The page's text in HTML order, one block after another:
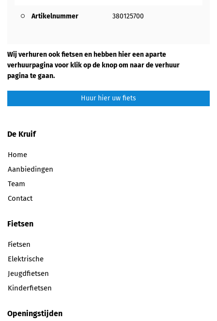
Artikelnummer 380125700
Wij verhuren ook fietsen en hebben hier een aparte
verhuurpagina voor klik op de knop om naar de verhuur
pagina te gaan.
Huur hier uw fiets
De Kruif
Home
Aanbiedingen
Team
Contact
Fietsen
Fietsen
Elektrische
Jeugdfietsen
Kinderfietsen
Openingstijden